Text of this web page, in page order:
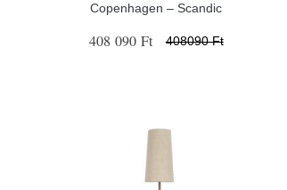
Copenhagen – Scandic
408 090 Ft 408090 Ft